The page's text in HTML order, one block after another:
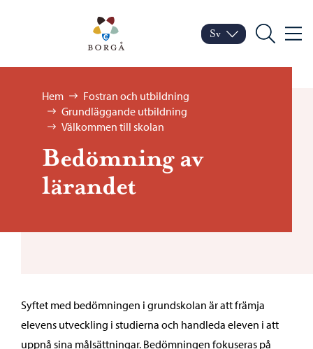
Porvoo – Gå till
Byt språk
Nuvarande språk:
Sv
Sök Meny
Bläddra:
Hem
Fostran och utbildning
Grundläggande utbildning
Välkommen till skolan
Bedömning av
lärandet
Syftet med bedömningen i grundskolan är att främja
elevens utveckling i studierna och handleda eleven i att
uppnå sina målsättningar. Bedömningen fokuseras på